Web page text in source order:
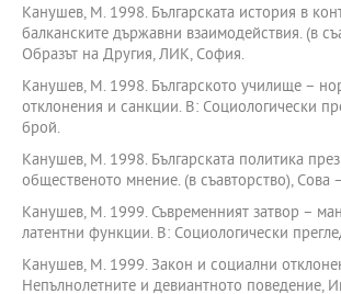
Канушев, М. 1998. Българската история в
балканските държавни взаимодействия. (в
Образът на Другия, ЛИК, София.
Канушев, М. 1998. Българското училище –
отклонения и санкции. В: Социологически
брой.
Канушев, М. 1998. Българската политика
общественото мнение. (в съавторство), Сова
Канушев, М. 1999. Съвременният затвор –
латентни функции. В: Социологически
Канушев, М. 1999. Закон и социални
Непълнолетните и девиантното поведение,